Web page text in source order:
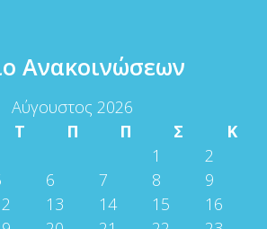
Ανακοινώσεων
Αύγουστος 2026
Τ Π Π Σ
Κ
1
2
6 7 8
9
13 14 15
16